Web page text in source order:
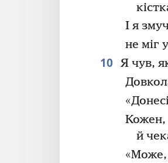
І я
не міг
10 Я чув,
Кожен,
й
«Може,